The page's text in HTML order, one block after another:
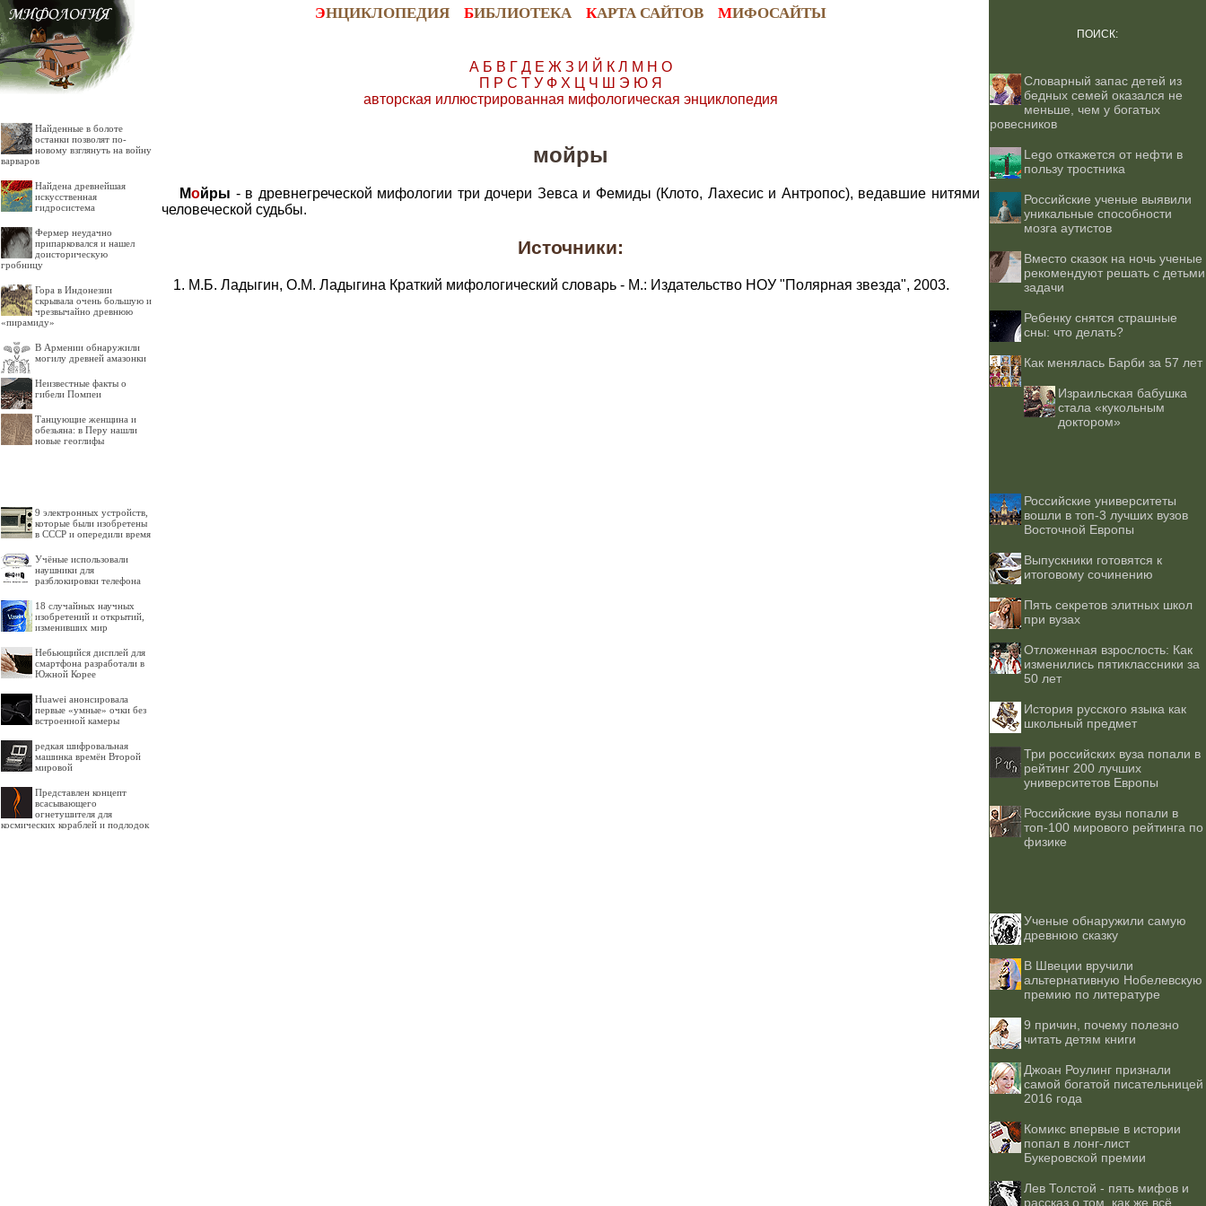
ЭНЦИКЛОПЕДИЯ БИБЛИОТЕКА КАРТА САЙТОВ МИФОСАЙТЫ
Найденные в болоте
останки позволят по-
новому взглянуть на войну
варваров
Найдена древнейшая
искусственная
гидросистема
Фермер неудачно
припарковался и нашел
доисторическую
гробницу
Гора в Индонезии
скрывала очень большую и
чрезвычайно древнюю
«пирамиду»
В Армении обнаружили
могилу древней амазонки
Неизвестные факты о
гибели Помпеи
Танцующие женщина и
обезьяна: в Перу нашли
новые геоглифы
9 электронных устройств,
которые были изобретены
в СССР и опередили время
Учёные использовали
наушники для
разблокировки телефона
18 случайных научных
изобретений и открытий,
изменивших мир
Небьющийся дисплей для
смартфона разработали в
Южной Корее
Huawei анонсировала
первые «умные» очки без
встроенной камеры
редкая шифровальная
машинка времён Второй
мировой
Представлен концепт
всасывающего
огнетушителя для
космических кораблей и подлодок
А Б В Г Д Е Ж З И Й К Л М Н О
П Р С Т У Ф Х Ц Ч Ш Э Ю Я
авторская иллюстрированная мифологическая энциклопедия
мойры
Мойры - в древнегреческой мифологии три дочери Зевса и Фемиды (Клото, Лахесис и Антропос), ведавшие нитями
человеческой судьбы.
Источники:
М.Б. Ладыгин, О.М. Ладыгина Краткий мифологический словарь - М.: Издательство НОУ "Полярная звезда", 2003.
ПОИСК:
Словарный запас детей из
бедных семей оказался не
меньше, чем у богатых
ровесников
Lego откажется от нефти в
пользу тростника
Российские ученые выявили
уникальные способности
мозга аутистов
Вместо сказок на ночь ученые
рекомендуют решать с детьми
задачи
Ребенку снятся страшные
сны: что делать?
Как менялась Барби за 57 лет
Израильская бабушка
стала «кукольным
доктором»
Российские университеты
вошли в топ-3 лучших вузов
Восточной Европы
Выпускники готовятся к
итоговому сочинению
Пять секретов элитных школ
при вузах
Отложенная взрослость: Как
изменились пятиклассники за
50 лет
История русского языка как
школьный предмет
Три российских вуза попали в
рейтинг 200 лучших
университетов Европы
Российские вузы попали в
топ-100 мирового рейтинга по
физике
Ученые обнаружили самую
древнюю сказку
В Швеции вручили
альтернативную Нобелевскую
премию по литературе
9 причин, почему полезно
читать детям книги
Джоан Роулинг признали
самой богатой писательницей
2016 года
Комикс впервые в истории
попал в лонг-лист
Букеровской премии
Лев Толстой - пять мифов и
рассказ о том, как же всё